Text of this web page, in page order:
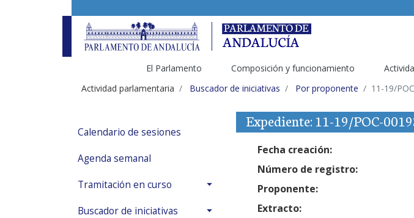
El Parlamento Composición y funcionamiento
Actividad parlamentaria
Buscador de iniciativas Por proponente 11-19/
Calendario de sesiones
Agenda semanal
Tramitación en curso
Buscador de iniciativas
Expediente: 11-19/POC-
Fecha creación:
Número de registro:
Proponente:
Extracto: